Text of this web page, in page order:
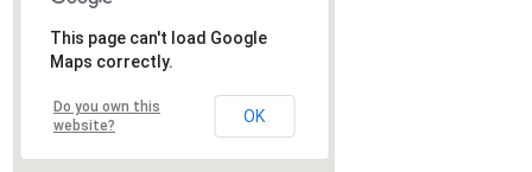
This page can't load Google
Maps correctly.
Do you own this
website?
OK